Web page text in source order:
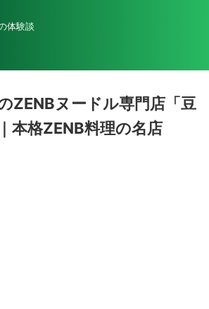
体験談
ZENBヌードル専門店「豆
本格ZENB料理の名店